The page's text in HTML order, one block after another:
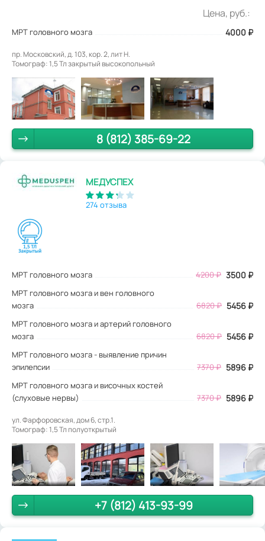
Цена, руб.:
МРТ головного мозга 4000 ₽
пр. Московский, д. 103, кор. 2, лит Н.
Томограф: 1,5 Тл закрытый высокопольный
8 (812) 385-69-22
МЕДУСПЕХ
274 отзыва
МРТ головного мозга 4200₽ 3500 ₽
МРТ головного мозга и вен головного
мозга
6820 ₽ 5456 ₽
МРТ головного мозга и артерий головного
мозга
6820 ₽ 5456 ₽
МРТ головного мозга - выявление причин
эпилепсии
7370 ₽ 5896 ₽
МРТ головного мозга и височных костей
(слуховые нервы)
7370 ₽ 5896 ₽
ул. Фарфоровская, дом 6, стр.1.
Томограф: 1,5 Тл полуоткрытый
+7 (812) 413-93-99